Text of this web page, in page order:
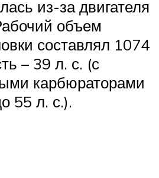
из-за двигателя
объем
составлял 1074
– 39 л. с. (с
карбюраторами
55 л. с.).